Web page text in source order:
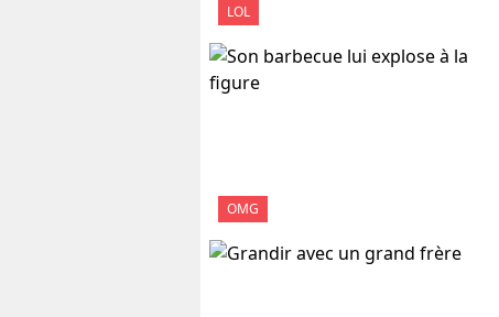
LOL
OMG